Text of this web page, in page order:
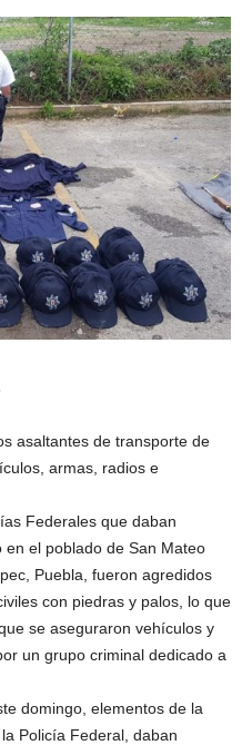
asaltantes de transporte de
armas, radios e
Federales que daban
el poblado de San Mateo
Puebla, fueron agredidos
con piedras y palos, lo que
se aseguraron vehículos y
un grupo criminal dedicado a
domingo, elementos de la
Policía Federal, daban